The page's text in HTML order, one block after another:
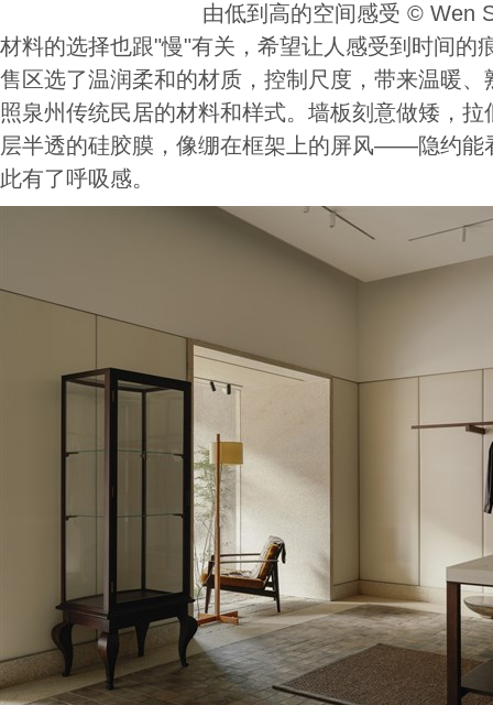
由低到高的空间感受 ©️ Wen
材料的选择也跟"慢"有关，希望让人感受到时间的
售区选了温润柔和的材质，控制尺度，带来温暖
照泉州传统民居的材料和样式。墙板刻意做矮，
层半透的硅胶膜，像绷在框架上的屏风——隐约能
此有了呼吸感。